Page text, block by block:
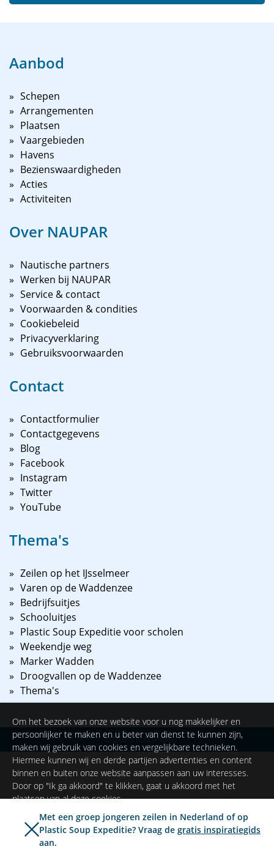
Aanbod
Schepen
Arrangementen
Plaatsen
Vaargebieden
Havens
Bezienswaardigheden
Acties
Activiteiten
Over NAUPAR
Nautische partners
Werken bij NAUPAR
Service & contact
Voorwaarden & condities
Cookiebeleid
Privacyverklaring
Gebruiksvoorwaarden
Contact
Contactformulier
Contactgegevens
Blog
Facebook
Instagram
Twitter
YouTube
Thema's
Zeilen op het IJsselmeer
Varen op de Waddenzee
Bedrijfsuitjes
Schooluitjes
Plastic Soup Expeditie voor scholen
Weekendje weg
Marker Wadden
Droogvallen op de Waddenzee
Thema's
© 2026NAUPAR
Met een groep jongeren zeilen in Nederland of op
Plastic Soup Expeditie? Vraag de gratis inspiratiegids
aan.
Om het bezoek van onze website voor u nog makkelijker en
persoonlijker te maken en u beter van dienst te kunnen zijn,
maken wij gebruik van cookies en vergelijkbare technieken.
Hiermee kunnen wij en derde partijen advertenties en content
binnen en buiten onze website aanpassen aan uw interesses.
Door op "Ik ga akkoord" te klikken, gaat u akkoord met het
plaatsen van al deze cookies.
Ik ga akkoord Instellingen